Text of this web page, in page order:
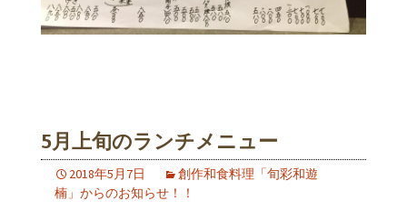
5月上旬のランチメニュー
2018年5月7日
創作和食料理「旬彩和遊
楠」からのお知らせ！！